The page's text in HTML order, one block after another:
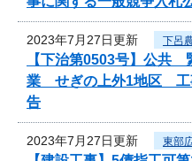
2023年7月27日更新 下呂
【下治第0503号】公共
業 せぎの上外1地区 工
告
2023年7月27日更新 東部